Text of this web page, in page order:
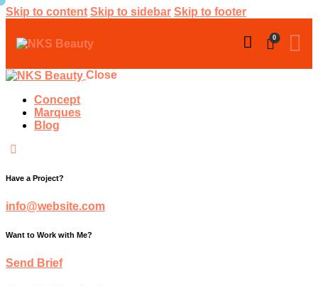
Skip to content Skip to sidebar Skip to footer
0
Close
Concept
Marques
Blog
Have a Project?
info@website.com
Want to Work with Me?
Send Brief